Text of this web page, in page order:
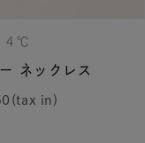
４℃
ネックレス